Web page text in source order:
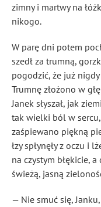
zimny i martwy na
nikogo.
W parę dni potem
szedł za trumną,
pogodzić, że już
Trumnę złożono w
Janek słyszał, jak
tak wielki ból w sercu,
zaśpiewano piękną
łzy spłynęły z oczu i
na czystym błękicie,
świeżą, jasną
— Nie smuć się,